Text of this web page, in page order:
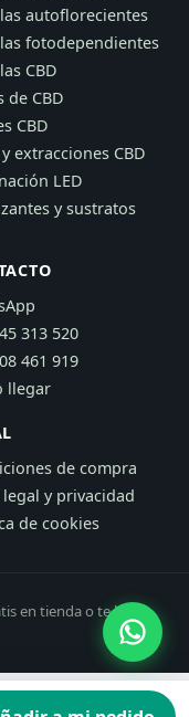
autoflorecientes
fotodependientes
CBD
de CBD
CBD
extracciones CBD
LED
y sustratos
313 520
461 919
llegar
de compra
legal y privacidad
de cookies
en tienda o te lo